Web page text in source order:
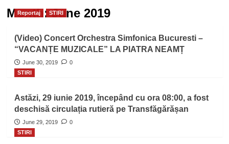
Month:June 2019
Reportaj STIRI
(Video) Concert Orchestra Simfonica Bucuresti –
“VACANȚE MUZICALE” LA PIATRA NEAMȚ
June 30, 2019
0
STIRI
Astăzi, 29 iunie 2019, începând cu ora 08:00, a fost
deschisă circulația rutieră pe Transfăgărășan
June 29, 2019
0
STIRI